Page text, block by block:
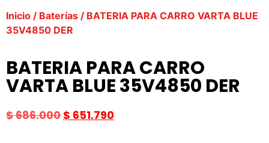
Inicio / Baterías / BATERIA PARA CARRO VARTA BLUE
35V4850 DER
BATERIA PARA CARRO
VARTA BLUE 35V4850 DER
$686.000 $ 651.790